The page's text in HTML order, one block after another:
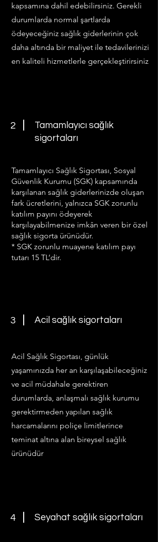
kapsamına dahil edebilirsiniz. Gerekli
durumlarda normal şartlarda
ödeyeceğiniz sağlık giderlerinin çok
daha altında bir maliyet ile tedavilerinizi
en kaliteli hizmetlerle gerçekleştirirsiniz
2
Tamamlayıcı sağlık
sigortaları
Tamamlayıcı Sağlık Sigortası, Sosyal
Güvenlik Kurumu (SGK) kapsamında
karşılanan sağlık giderlerinizde oluşan
fark ücretlerini, yalnızca SGK zorunlu
katılım payını ödeyerek
karşılayabilmenize imkân veren bir özel
sağlık sigorta ürünüdür.
* SGK zorunlu muayene katılım payı
tutarı 15 TL’dir.
3 Acil sağlık sigortaları
Acil Sağlık Sigortası, günlük
yaşamınızda her an karşılaşabileceğiniz
ve acil müdahale gerektiren
durumlarda, anlaşmalı sağlık kurumu
gerektirmeden yapılan sağlık
harcamalarını poliçe limitlerince
teminat altına alan bireysel sağlık
ürünüdür
4 Seyahat sağlık sigortaları